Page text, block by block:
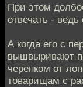
При этом
отвечать -
А когда его с
вышвыривают
черенком от
товарищам с